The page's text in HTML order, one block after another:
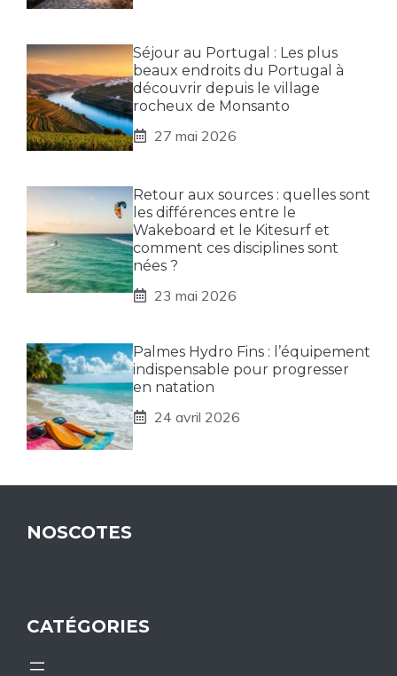
Séjour au Portugal : Les plus
beaux endroits du Portugal à
découvrir depuis le village
rocheux de Monsanto
27 mai 2026
Retour aux sources : quelles sont
les différences entre le
Wakeboard et le Kitesurf et
comment ces disciplines sont
nées ?
23 mai 2026
Palmes Hydro Fins : l’équipement
indispensable pour progresser
en natation
24 avril 2026
NOSCOTES
CATÉGORIES